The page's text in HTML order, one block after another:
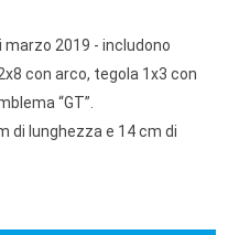
2019 - includono
con arco, tegola 1x3 con
“GT”.
di lunghezza e 14 cm di